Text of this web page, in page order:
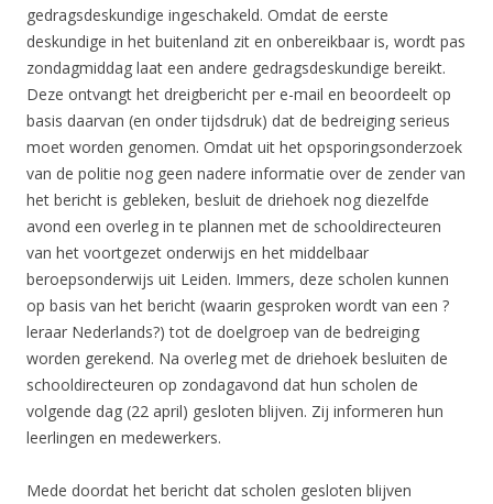
gedragsdeskundige ingeschakeld. Omdat de eerste
deskundige in het buitenland zit en onbereikbaar is, wordt pas
zondagmiddag laat een andere gedragsdeskundige bereikt.
Deze ontvangt het dreigbericht per e-mail en beoordeelt op
basis daarvan (en onder tijdsdruk) dat de bedreiging serieus
moet worden genomen. Omdat uit het opsporingsonderzoek
van de politie nog geen nadere informatie over de zender van
het bericht is gebleken, besluit de driehoek nog diezelfde
avond een overleg in te plannen met de schooldirecteuren
van het voortgezet onderwijs en het middelbaar
beroepsonderwijs uit Leiden. Immers, deze scholen kunnen
op basis van het bericht (waarin gesproken wordt van een ?
leraar Nederlands?) tot de doelgroep van de bedreiging
worden gerekend. Na overleg met de driehoek besluiten de
schooldirecteuren op zondagavond dat hun scholen de
volgende dag (22 april) gesloten blijven. Zij informeren hun
leerlingen en medewerkers.
Mede doordat het bericht dat scholen gesloten blijven